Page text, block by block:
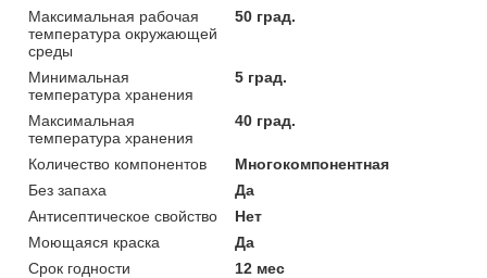
Максимальная рабочая
температура окружающей
среды
50 град.
Минимальная
температура хранения
5 град.
Максимальная
температура хранения
40 град.
Количество компонентов
Многокомпонентная
Без запаха
Да
Антисептическое свойство
Нет
Моющаяся краска
Да
Срок годности
12 мес